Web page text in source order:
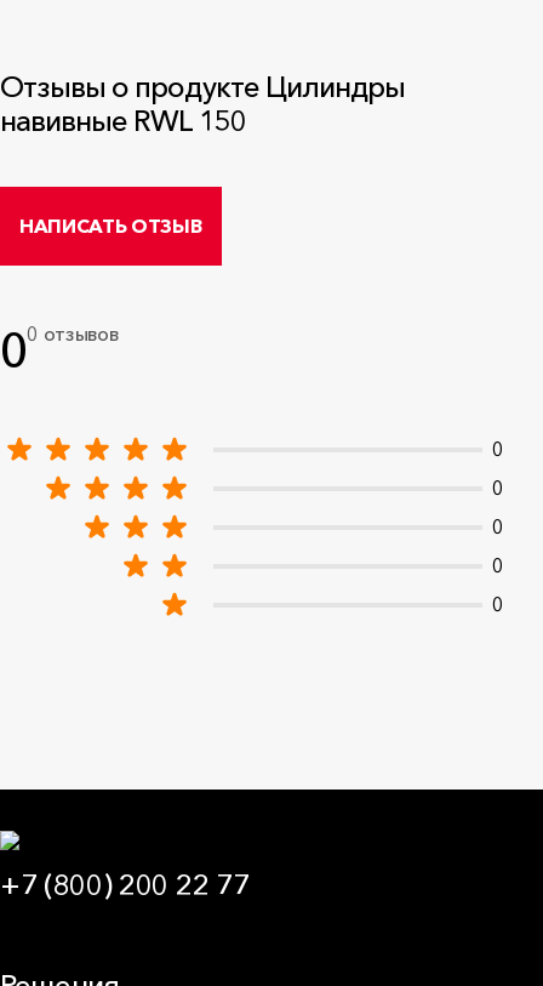
Отзывы о продукте Цилиндры
навивные RWL 150
00 отзывов
0
0
0
0
0
НАПИСАТЬ ОТЗЫВ
+7 (800) 200 22 77